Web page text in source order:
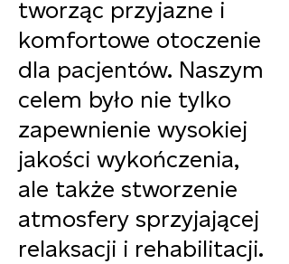
tworząc przyjazne i
komfortowe otoczenie
dla pacjentów. Naszym
celem było nie tylko
zapewnienie wysokiej
jakości wykończenia,
ale także stworzenie
atmosfery sprzyjającej
relaksacji i rehabilitacji.